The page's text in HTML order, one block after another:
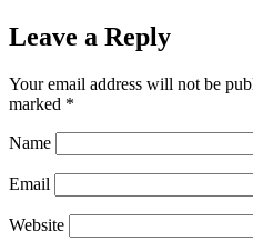
Leave a Reply
Your email address will not be
marked *
Name
Email
Website